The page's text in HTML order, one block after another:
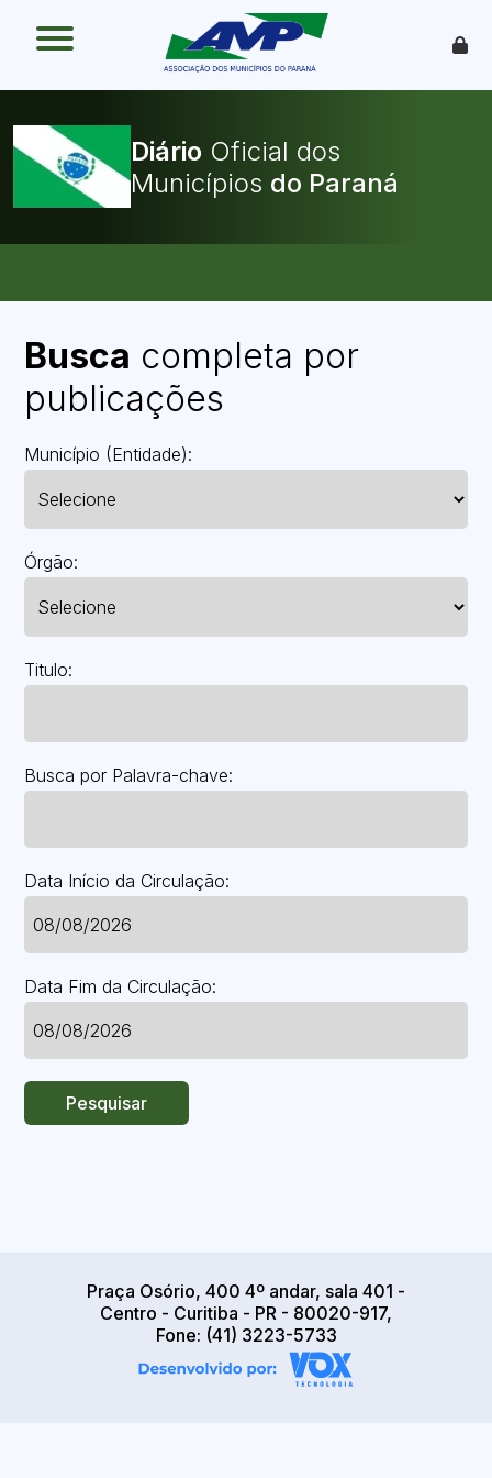
Diário Oficial dos
Municípios
Como funciona
Benefícios
Legislação
O Que Pode Ser Publicado
Faça sua Adesão
Busca completa por
publicações
Município (Entidade):
Órgão:
Titulo:
Busca por Palavra-chave:
Data Início da Circulação:
Data Fim da Circulação:
Pesquisar
Praça Osório, 400 4º andar, sala 401 -
Centro - Curitiba - PR - 80020-917,
Fone: (41) 3223-5733